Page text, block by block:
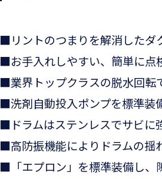
■リントのつまりを解消したダ
■お手入れしやすい、簡単に点
■業界トップクラスの脱水回転
■洗剤自動投入ポンプを標準装
■ドラムはステンレスでサビに
■高防振機能によりドラムの揺
■「エプロン」を標準装備し、